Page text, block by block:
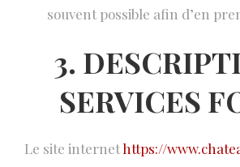
souvent possible afin d’en
3.
SERVICES
Le site internethttps://